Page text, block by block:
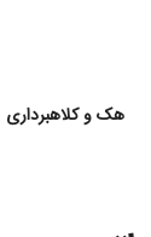
هک و کلاهبرداری